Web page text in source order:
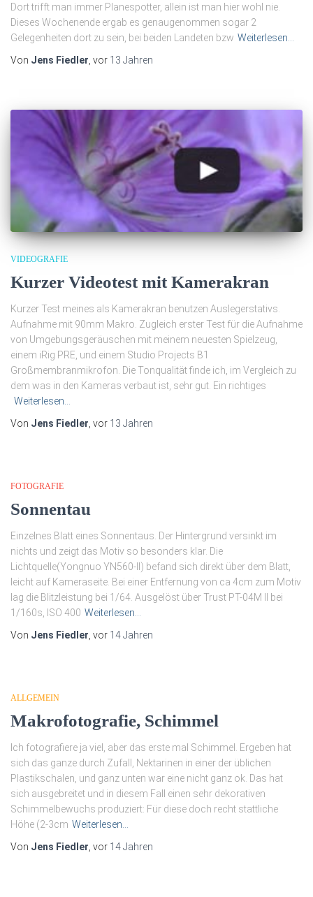
Dort trifft man immer Planespotter, allein ist man hier wohl nie.
Dieses Wochenende ergab es genaugenommen sogar 2
Gelegenheiten dort zu sein, bei beiden Landeten bzw Weiterlesen…
Von Jens Fiedler , vor 13 Jahren
VIDEOGRAFIE
Kurzer Videotest mit Kamerakran
Kurzer Test meines als Kamerakran benutzen Auslegerstativs.
Aufnahme mit 90mm Makro. Zugleich erster Test für die Aufnahme
von Umgebungsgeräuschen mit meinem neuesten Spielzeug,
einem iRig PRE, und einem Studio Projects B1
Großmembranmikrofon. Die Tonqualität finde ich, im Vergleich zu
dem was in den Kameras verbaut ist, sehr gut. Ein richtiges
Weiterlesen…
Von Jens Fiedler , vor 13 Jahren
FOTOGRAFIE
Sonnentau
Einzelnes Blatt eines Sonnentaus. Der Hintergrund versinkt im
nichts und zeigt das Motiv so besonders klar. Die
Lichtquelle(Yongnuo YN560-II) befand sich direkt über dem Blatt,
leicht auf Kameraseite. Bei einer Entfernung von ca 4cm zum Motiv
lag die Blitzleistung bei 1/64. Ausgelöst über Trust PT-04M II bei
1/160s, ISO 400 Weiterlesen…
Von Jens Fiedler , vor 14 Jahren
ALLGEMEIN
Makrofotografie, Schimmel
Ich fotografiere ja viel, aber das erste mal Schimmel. Ergeben hat
sich das ganze durch Zufall, Nektarinen in einer der üblichen
Plastikschalen, und ganz unten war eine nicht ganz ok. Das hat
sich ausgebreitet und in diesem Fall einen sehr dekorativen
Schimmelbewuchs produziert: Für diese doch recht stattliche
Höhe (2-3cm Weiterlesen…
Von Jens Fiedler , vor 14 Jahren